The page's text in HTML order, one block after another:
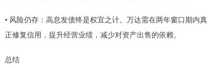
• 风险仍存：高息发债终是权宜之计。万达需在两年窗口期内真
正修复信用，提升经营业绩，减少对资产出售的依赖。
总结